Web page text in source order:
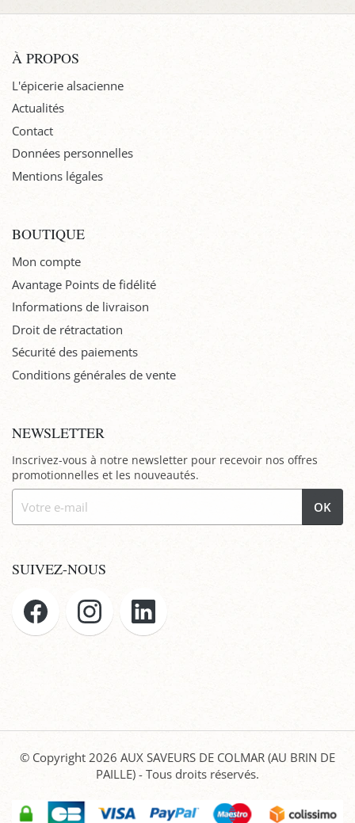
À PROPOS
L'épicerie alsacienne
Actualités
Contact
Données personnelles
Mentions légales
BOUTIQUE
Mon compte
Avantage Points de fidélité
Informations de livraison
Droit de rétractation
Sécurité des paiements
Conditions générales de vente
NEWSLETTER
Inscrivez-vous à notre newsletter pour recevoir nos offres
promotionnelles et les nouveautés.
OK
SUIVEZ-NOUS
© Copyright 2026 AUX SAVEURS DE COLMAR (AU BRIN DE
PAILLE) - Tous droits réservés.